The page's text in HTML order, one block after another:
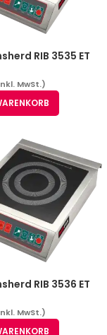
RIB 3535 ET
MwSt.)
RIB 3536 ET
MwSt.)